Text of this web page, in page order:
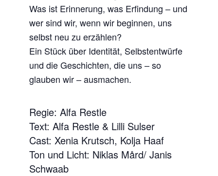
Was ist Erinnerung, was Erfindung – und
wer sind wir, wenn wir beginnen, uns
selbst neu zu erzählen?
Ein Stück über Identität, Selbstentwürfe
und die Geschichten, die uns – so
glauben wir – ausmachen.
Regie: Alfa Restle
Text: Alfa Restle & Lilli Sulser
Cast: Xenia Krutsch, Kolja Haaf
Ton und Licht: Niklas Mård/ Janis
Schwaab